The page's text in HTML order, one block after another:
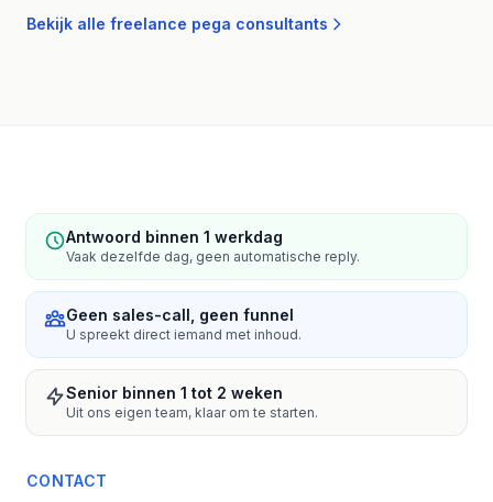
Bekijk alle freelance pega consultants
Antwoord binnen 1 werkdag
Vaak dezelfde dag, geen automatische reply.
Geen sales-call, geen funnel
U spreekt direct iemand met inhoud.
Senior binnen 1 tot 2 weken
Uit ons eigen team, klaar om te starten.
CONTACT